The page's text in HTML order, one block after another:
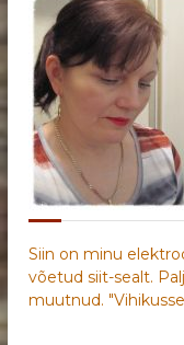
Siin on minu
võetud siit-sealt.
muutnud.